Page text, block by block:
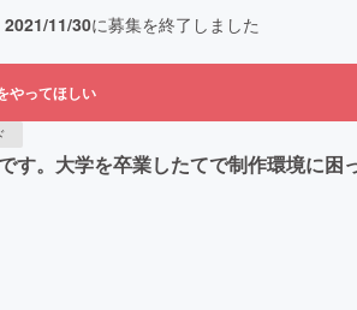
2021/11/30に募集を終了しました
やってほしい
。大学を卒業したてで制作環境に困